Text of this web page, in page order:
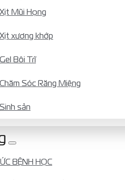
Xịt Mũi Họng
Xịt xương khớp
Gel Bôi Trĩ
Chăm Sóc Răng Miệng
Sinh sản
BỆNH HỌC